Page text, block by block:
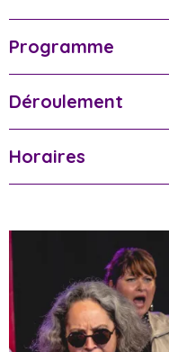
Programme
Déroulement
Horaires